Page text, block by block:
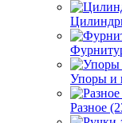
Упоры и
Разное